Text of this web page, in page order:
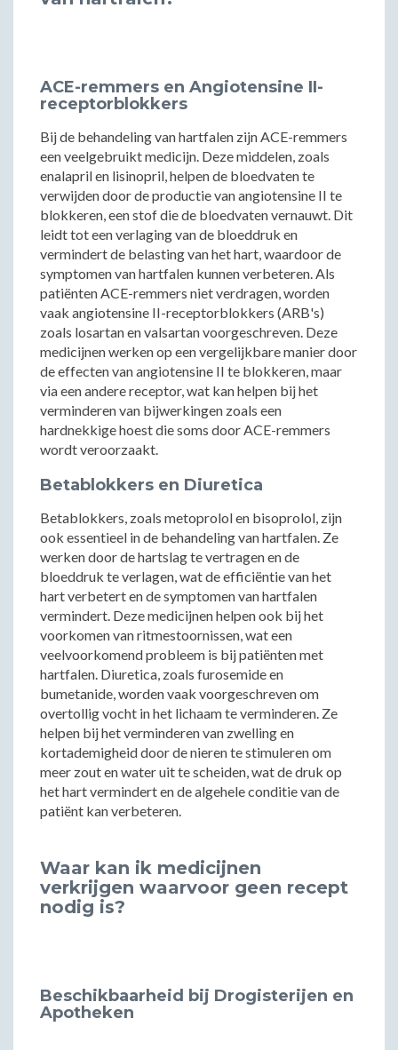
ACE-remmers en Angiotensine II-
receptorblokkers
Bij de behandeling van hartfalen zijn ACE-remmers
een veelgebruikt medicijn. Deze middelen, zoals
enalapril en lisinopril, helpen de bloedvaten te
verwijden door de productie van angiotensine II te
blokkeren, een stof die de bloedvaten vernauwt. Dit
leidt tot een verlaging van de bloeddruk en
vermindert de belasting van het hart, waardoor de
symptomen van hartfalen kunnen verbeteren. Als
patiënten ACE-remmers niet verdragen, worden
vaak angiotensine II-receptorblokkers (ARB's)
zoals losartan en valsartan voorgeschreven. Deze
medicijnen werken op een vergelijkbare manier door
de effecten van angiotensine II te blokkeren, maar
via een andere receptor, wat kan helpen bij het
verminderen van bijwerkingen zoals een
hardnekkige hoest die soms door ACE-remmers
wordt veroorzaakt.
Betablokkers en Diuretica
Betablokkers, zoals metoprolol en bisoprolol, zijn
ook essentieel in de behandeling van hartfalen. Ze
werken door de hartslag te vertragen en de
bloeddruk te verlagen, wat de efficiëntie van het
hart verbetert en de symptomen van hartfalen
vermindert. Deze medicijnen helpen ook bij het
voorkomen van ritmestoornissen, wat een
veelvoorkomend probleem is bij patiënten met
hartfalen. Diuretica, zoals furosemide en
bumetanide, worden vaak voorgeschreven om
overtollig vocht in het lichaam te verminderen. Ze
helpen bij het verminderen van zwelling en
kortademigheid door de nieren te stimuleren om
meer zout en water uit te scheiden, wat de druk op
het hart vermindert en de algehele conditie van de
patiënt kan verbeteren.
Waar kan ik medicijnen
verkrijgen waarvoor geen recept
nodig is?
Beschikbaarheid bij Drogisterijen en
Apotheken